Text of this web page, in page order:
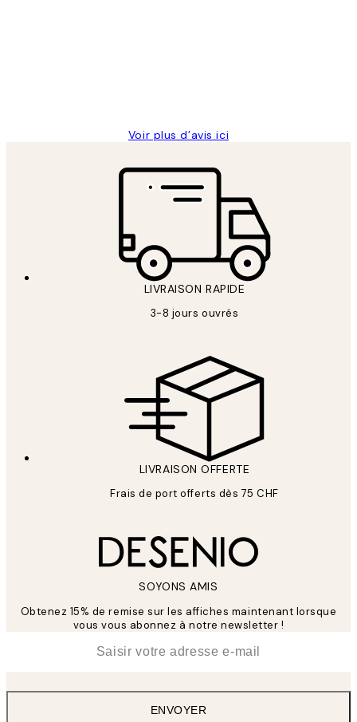
Voir plus d’avis ici
LIVRAISON RAPIDE
3-8 jours ouvrés
LIVRAISON OFFERTE
Frais de port offerts dès 75 CHF
SOYONS AMIS
Obtenez 15% de remise sur les affiches maintenant lorsque
vous vous abonnez à notre newsletter !
ENVOYER